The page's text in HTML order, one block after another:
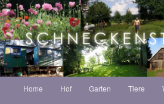
Zum
Inhalt
wechseln
Schneckenstern
ZINT ANNEKATRIN
Home Hof Garten Tiere